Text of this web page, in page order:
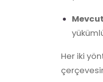
Her iki